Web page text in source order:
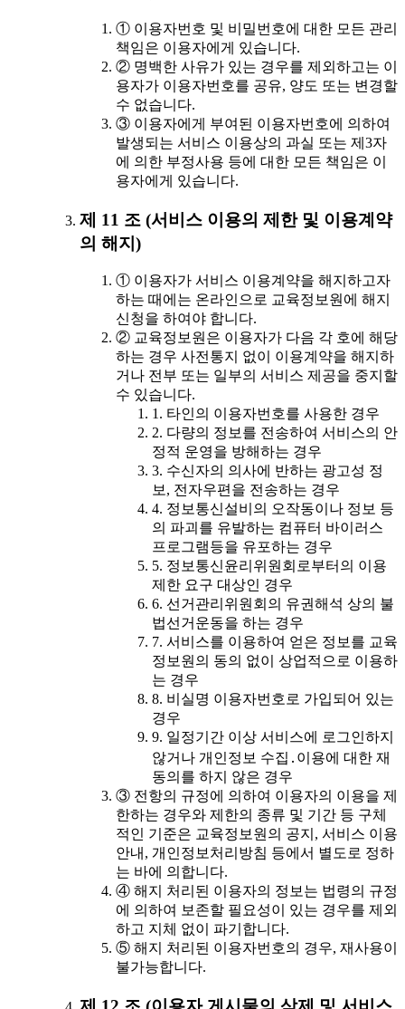
① 이용자번호 및 비밀번호에 대한 모든 관리
책임은 이용자에게 있습니다.
② 명백한 사유가 있는 경우를 제외하고는 이
용자가 이용자번호를 공유, 양도 또는 변경할
수 없습니다.
③ 이용자에게 부여된 이용자번호에 의하여
발생되는 서비스 이용상의 과실 또는 제3자
에 의한 부정사용 등에 대한 모든 책임은 이
용자에게 있습니다.
제 11 조 (서비스 이용의 제한 및 이용계약
의 해지)
① 이용자가 서비스 이용계약을 해지하고자
하는 때에는 온라인으로 교육정보원에 해지
신청을 하여야 합니다.
② 교육정보원은 이용자가 다음 각 호에 해당
하는 경우 사전통지 없이 이용계약을 해지하
거나 전부 또는 일부의 서비스 제공을 중지할
수 있습니다.
1. 타인의 이용자번호를 사용한 경우
2. 다량의 정보를 전송하여 서비스의 안
정적 운영을 방해하는 경우
3. 수신자의 의사에 반하는 광고성 정
보, 전자우편을 전송하는 경우
4. 정보통신설비의 오작동이나 정보 등
의 파괴를 유발하는 컴퓨터 바이러스
프로그램등을 유포하는 경우
5. 정보통신윤리위원회로부터의 이용
제한 요구 대상인 경우
6. 선거관리위원회의 유권해석 상의 불
법선거운동을 하는 경우
7. 서비스를 이용하여 얻은 정보를 교육
정보원의 동의 없이 상업적으로 이용하
는 경우
8. 비실명 이용자번호로 가입되어 있는
경우
9. 일정기간 이상 서비스에 로그인하지
않거나 개인정보 수집․이용에 대한 재
동의를 하지 않은 경우
③ 전항의 규정에 의하여 이용자의 이용을 제
한하는 경우와 제한의 종류 및 기간 등 구체
적인 기준은 교육정보원의 공지, 서비스 이용
안내, 개인정보처리방침 등에서 별도로 정하
는 바에 의합니다.
④ 해지 처리된 이용자의 정보는 법령의 규정
에 의하여 보존할 필요성이 있는 경우를 제외
하고 지체 없이 파기합니다.
⑤ 해지 처리된 이용자번호의 경우, 재사용이
불가능합니다.